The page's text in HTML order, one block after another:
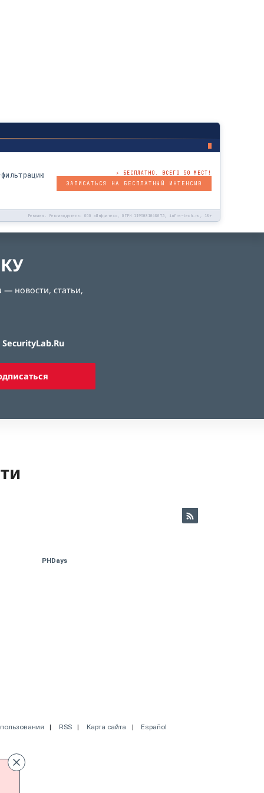
⚡ БЕСПЛАТНО. ВСЕГО 50 МЕСТ!
ЗАПИСАТЬСЯ НА БЕСПЛАТНЫЙ ИНТЕНСИВ
Реклама. Рекламодатель: ООО «Инфратех», ОГРН 1195081048073, infra-tech.ru, 18+
новости, статьи,
PHDays
RSS Карта сайта Español